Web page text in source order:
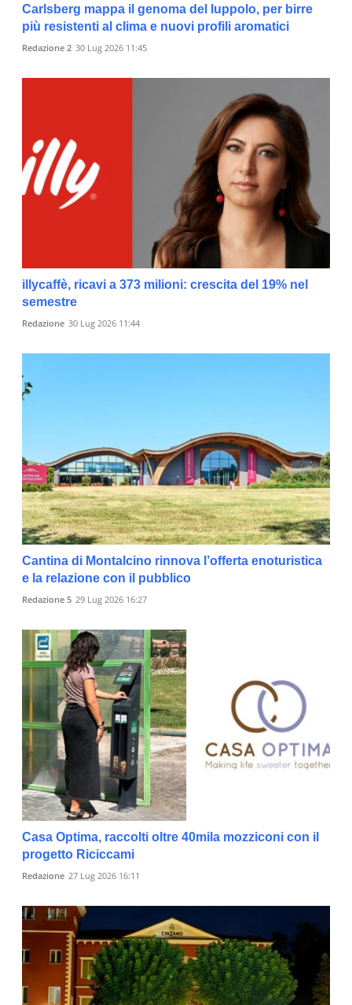
Carlsberg mappa il genoma del luppolo, per birre
più resistenti al clima e nuovi profili aromatici
Redazione 2 30 Lug 2026 11:45
illycaffè, ricavi a 373 milioni: crescita del 19% nel
semestre
Redazione 30 Lug 2026 11:44
Cantina di Montalcino rinnova l’offerta enoturistica
e la relazione con il pubblico
Redazione 5 29 Lug 2026 16:27
Casa Optima, raccolti oltre 40mila mozziconi con il
progetto Riciccami
Redazione 27 Lug 2026 16:11